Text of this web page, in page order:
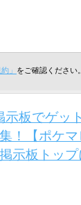
」 をご確認ください。
示板でゲッ
！【ポケ
掲示板トップ